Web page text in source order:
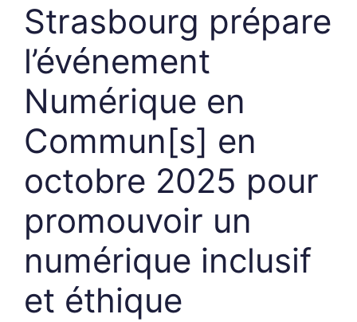
Strasbourg prépare
l’événement
Numérique en
Commun[s] en
octobre 2025 pour
promouvoir un
numérique inclusif
et éthique